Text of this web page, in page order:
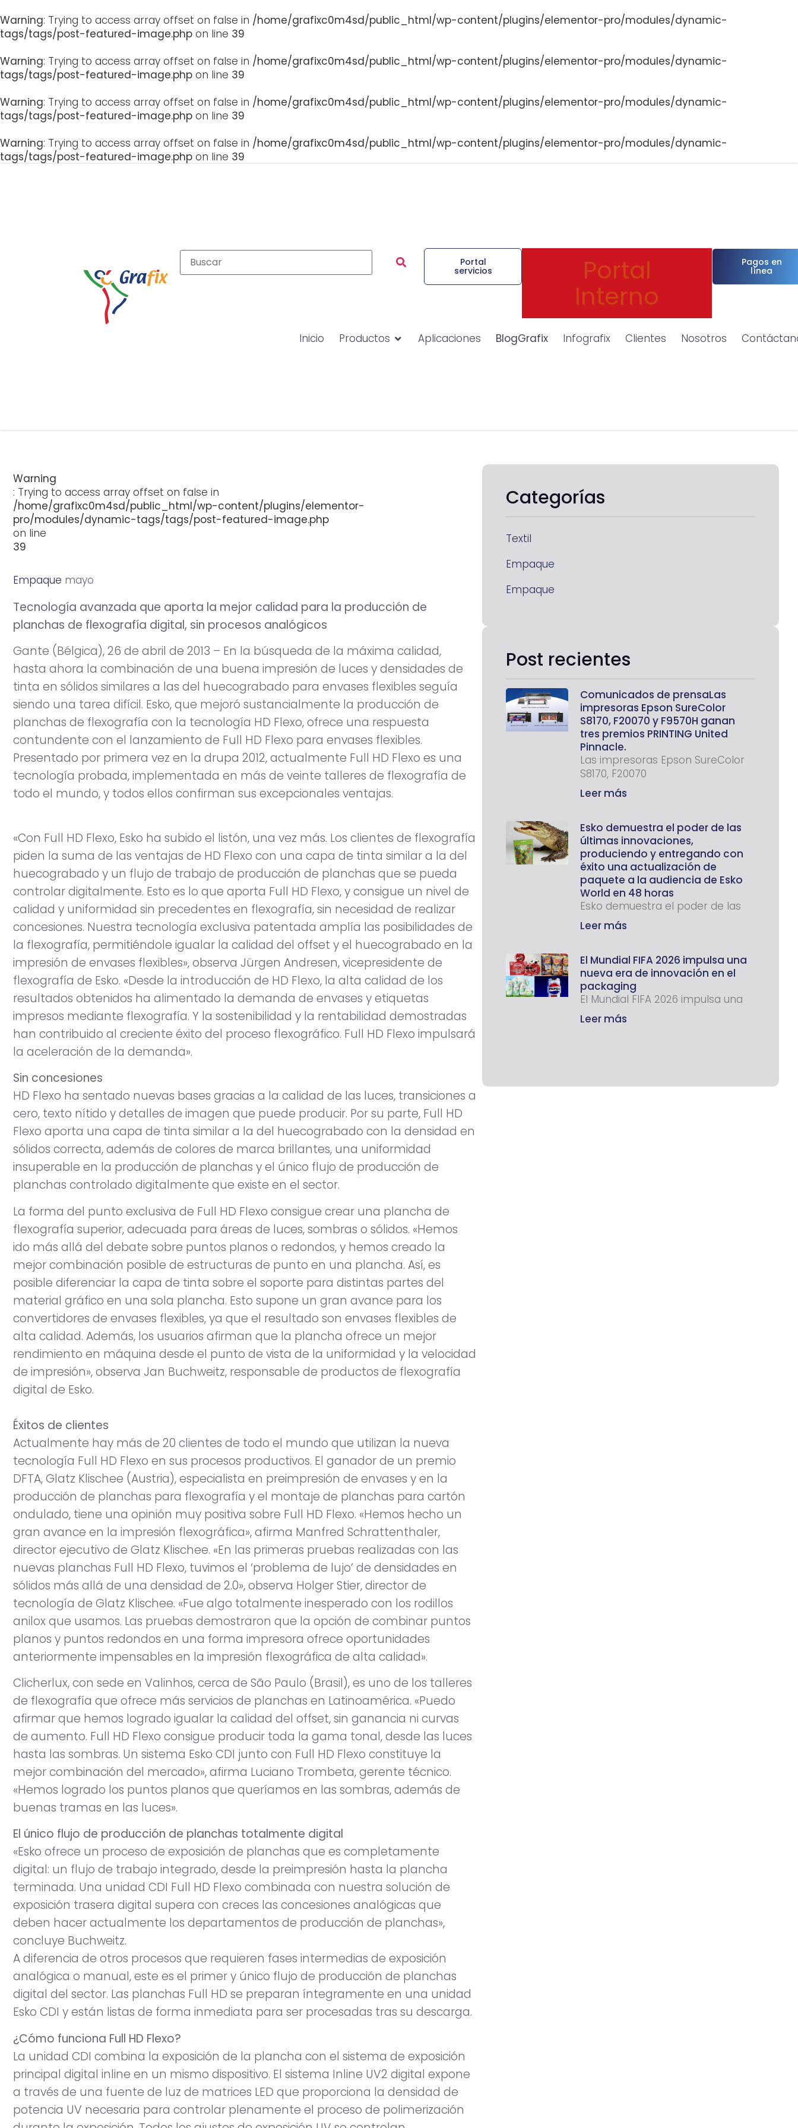
Warning: Trying to access array offset on false in /home/grafixc0m4sd/public_html/wp-content/plugins/elementor-pro/modules/dynamic-
tags/tags/post-featured-image.php on line 39
Warning: Trying to access array offset on false in /home/grafixc0m4sd/public_html/wp-content/plugins/elementor-pro/modules/dynamic-
tags/tags/post-featured-image.php on line 39
Warning: Trying to access array offset on false in /home/grafixc0m4sd/public_html/wp-content/plugins/elementor-pro/modules/dynamic-
tags/tags/post-featured-image.php on line 39
Warning: Trying to access array offset on false in /home/grafixc0m4sd/public_html/wp-content/plugins/elementor-pro/modules/dynamic-
tags/tags/post-featured-image.php on line 39
Portal
servicios Portal
Interno
Pagos en
línea
Inicio Productos Aplicaciones BlogGrafix Infografix Clientes Nosotros
Warning
: Trying to access array offset on false in
/home/grafixc0m4sd/public_html/wp-content/plugins/elementor-
pro/modules/dynamic-tags/tags/post-featured-image.php
on line
39
Empaque mayo
Tecnología avanzada que aporta la mejor calidad para la producción de
planchas de flexografía digital, sin procesos analógicos
Gante (Bélgica), 26 de abril de 2013 – En la búsqueda de la máxima calidad,
hasta ahora la combinación de una buena impresión de luces y densidades de
tinta en sólidos similares a las del huecograbado para envases flexibles seguía
siendo una tarea difícil. Esko, que mejoró sustancialmente la producción de
planchas de flexografía con la tecnología HD Flexo, ofrece una respuesta
contundente con el lanzamiento de Full HD Flexo para envases flexibles.
Presentado por primera vez en la drupa 2012, actualmente Full HD Flexo es una
tecnología probada, implementada en más de veinte talleres de flexografía de
todo el mundo, y todos ellos confirman sus excepcionales ventajas.
«Con Full HD Flexo, Esko ha subido el listón, una vez más. Los clientes de flexografía
piden la suma de las ventajas de HD Flexo con una capa de tinta similar a la del
huecograbado y un flujo de trabajo de producción de planchas que se pueda
controlar digitalmente. Esto es lo que aporta Full HD Flexo, y consigue un nivel de
calidad y uniformidad sin precedentes en flexografía, sin necesidad de realizar
concesiones. Nuestra tecnología exclusiva patentada amplía las posibilidades de
la flexografía, permitiéndole igualar la calidad del offset y el huecograbado en la
impresión de envases flexibles», observa Jürgen Andresen, vicepresidente de
flexografía de Esko. «Desde la introducción de HD Flexo, la alta calidad de los
resultados obtenidos ha alimentado la demanda de envases y etiquetas
impresos mediante flexografía. Y la sostenibilidad y la rentabilidad demostradas
han contribuido al creciente éxito del proceso flexográfico. Full HD Flexo impulsará
la aceleración de la demanda».
Sin concesiones
HD Flexo ha sentado nuevas bases gracias a la calidad de las luces, transiciones a
cero, texto nítido y detalles de imagen que puede producir. Por su parte, Full HD
Flexo aporta una capa de tinta similar a la del huecograbado con la densidad en
sólidos correcta, además de colores de marca brillantes, una uniformidad
insuperable en la producción de planchas y el único flujo de producción de
planchas controlado digitalmente que existe en el sector.
La forma del punto exclusiva de Full HD Flexo consigue crear una plancha de
flexografía superior, adecuada para áreas de luces, sombras o sólidos. «Hemos
ido más allá del debate sobre puntos planos o redondos, y hemos creado la
mejor combinación posible de estructuras de punto en una plancha. Así, es
posible diferenciar la capa de tinta sobre el soporte para distintas partes del
material gráfico en una sola plancha. Esto supone un gran avance para los
convertidores de envases flexibles, ya que el resultado son envases flexibles de
alta calidad. Además, los usuarios afirman que la plancha ofrece un mejor
rendimiento en máquina desde el punto de vista de la uniformidad y la velocidad
de impresión», observa Jan Buchweitz, responsable de productos de flexografía
digital de Esko.
Éxitos de clientes
Actualmente hay más de 20 clientes de todo el mundo que utilizan la nueva
tecnología Full HD Flexo en sus procesos productivos. El ganador de un premio
DFTA, Glatz Klischee (Austria), especialista en preimpresión de envases y en la
producción de planchas para flexografía y el montaje de planchas para cartón
ondulado, tiene una opinión muy positiva sobre Full HD Flexo. «Hemos hecho un
gran avance en la impresión flexográfica», afirma Manfred Schrattenthaler,
director ejecutivo de Glatz Klischee. «En las primeras pruebas realizadas con las
nuevas planchas Full HD Flexo, tuvimos el ‘problema de lujo’ de densidades en
sólidos más allá de una densidad de 2.0», observa Holger Stier, director de
tecnología de Glatz Klischee. «Fue algo totalmente inesperado con los rodillos
anilox que usamos. Las pruebas demostraron que la opción de combinar puntos
planos y puntos redondos en una forma impresora ofrece oportunidades
anteriormente impensables en la impresión flexográfica de alta calidad».
Clicherlux, con sede en Valinhos, cerca de São Paulo (Brasil), es uno de los talleres
de flexografía que ofrece más servicios de planchas en Latinoamérica. «Puedo
afirmar que hemos logrado igualar la calidad del offset, sin ganancia ni curvas
de aumento. Full HD Flexo consigue producir toda la gama tonal, desde las luces
hasta las sombras. Un sistema Esko CDI junto con Full HD Flexo constituye la
mejor combinación del mercado», afirma Luciano Trombeta, gerente técnico.
«Hemos logrado los puntos planos que queríamos en las sombras, además de
buenas tramas en las luces».
El único flujo de producción de planchas totalmente digital
«Esko ofrece un proceso de exposición de planchas que es completamente
digital: un flujo de trabajo integrado, desde la preimpresión hasta la plancha
terminada. Una unidad CDI Full HD Flexo combinada con nuestra solución de
exposición trasera digital supera con creces las concesiones analógicas que
deben hacer actualmente los departamentos de producción de planchas»,
concluye Buchweitz.
A diferencia de otros procesos que requieren fases intermedias de exposición
analógica o manual, este es el primer y único flujo de producción de planchas
digital del sector. Las planchas Full HD se preparan íntegramente en una unidad
Esko CDI y están listas de forma inmediata para ser procesadas tras su descarga.
¿Cómo funciona Full HD Flexo?
La unidad CDI combina la exposición de la plancha con el sistema de exposición
principal digital inline en un mismo dispositivo. El sistema Inline UV2 digital expone
a través de una fuente de luz de matrices LED que proporciona la densidad de
potencia UV necesaria para controlar plenamente el proceso de polimerización
Categorías
Textil
Empaque
Empaque
Post recientes
Comunicados de prensaLas
impresoras Epson SureColor
S8170, F20070 y F9570H ganan
tres premios PRINTING United
Pinnacle.
Las impresoras Epson SureColor
S8170, F20070
Leer más
Esko demuestra el poder de las
últimas innovaciones,
produciendo y entregando con
éxito una actualización de
paquete a la audiencia de Esko
World en 48 horas
Esko demuestra el poder de las
Leer más
El Mundial FIFA 2026 impulsa una
nueva era de innovación en el
packaging
El Mundial FIFA 2026 impulsa una
Leer más